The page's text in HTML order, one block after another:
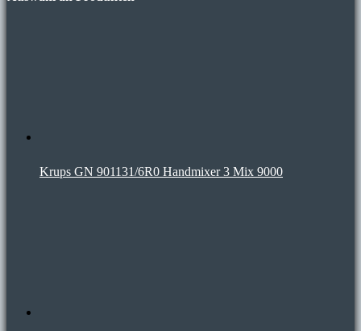
Krups GN 901131/6R0 Handmixer 3 Mix 9000